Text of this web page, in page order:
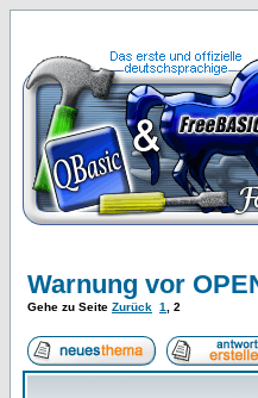
Warnung vor
Gehe zu Seite Zurück 1 2